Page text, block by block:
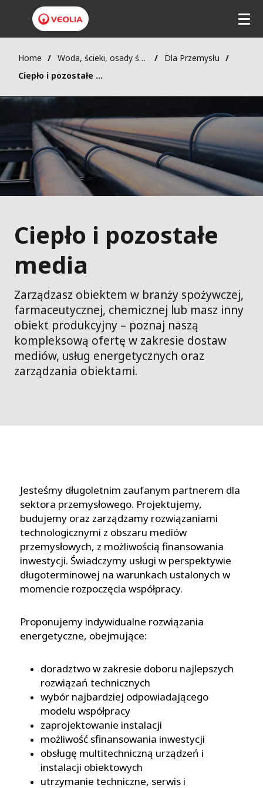
Home Woda, ścieki, osady ściekowe
Dla Przemysłu
Ciepło i pozostałe media
Ciepło i pozostałe
media
Zarządzasz obiektem w branży spożywczej,
farmaceutycznej, chemicznej lub masz inny
obiekt produkcyjny – poznaj naszą
kompleksową ofertę w zakresie dostaw
mediów, usług energetycznych oraz
zarządzania obiektami.
Jesteśmy długoletnim zaufanym partnerem dla
sektora przemysłowego. Projektujemy,
budujemy oraz zarządzamy rozwiązaniami
technologicznymi z obszaru mediów
przemysłowych, z możliwością finansowania
inwestycji. Świadczymy usługi w perspektywie
długoterminowej na warunkach ustalonych w
momencie rozpoczęcia współpracy.
Proponujemy indywidualne rozwiązania
energetyczne, obejmujące:
doradztwo w zakresie doboru najlepszych
rozwiązań technicznych
wybór najbardziej odpowiadającego
modelu współpracy
zaprojektowanie instalacji
możliwość sfinansowania inwestycji
obsługę multitechniczną urządzeń i
instalacji obiektowych
utrzymanie techniczne, serwis i